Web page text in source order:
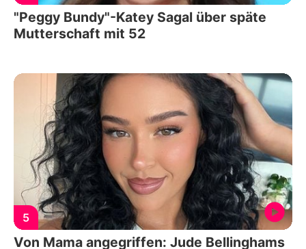
"Peggy Bundy"-Katey Sagal über späte
Mutterschaft mit 52
5
Von Mama angegriffen: Jude Bellinghams